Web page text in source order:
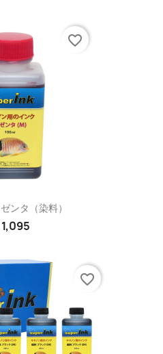
ンタ（染料）
1,095
favorite_border
favorite_border